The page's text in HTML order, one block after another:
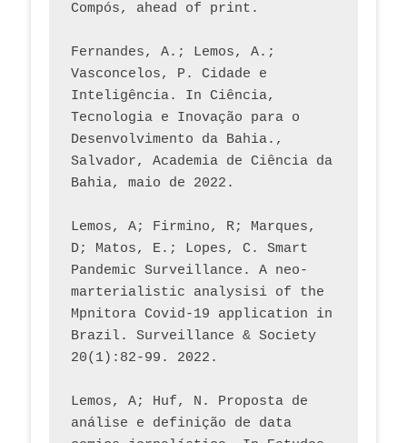
Compós, ahead of print.
Fernandes, A.; Lemos, A.;
Vasconcelos, P. Cidade e
Inteligência. In Ciência,
Tecnologia e Inovação para o
Desenvolvimento da Bahia.,
Salvador, Academia de Ciência da
Bahia, maio de 2022.
Lemos, A; Firmino, R; Marques,
D; Matos, E.; Lopes, C. Smart
Pandemic Surveillance. A neo-
marterialistic analysisi of the
Mpnitora Covid-19 application in
Brazil. Surveillance & Society
20(1):82-99. 2022.
Lemos, A; Huf, N. Proposta de
análise e definição de data